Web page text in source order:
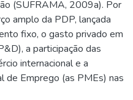
(SUFRAMA, 2009a). Por
amplo da PDP, lançada
fixo, o gasto privado em
a participação das
internacional e a
de Emprego (as PMEs) nas